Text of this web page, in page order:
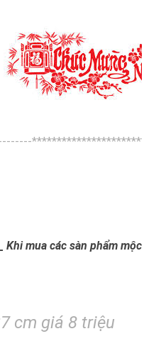
Khi mua các sàn phẩm mộc
cm giá 8 triệu